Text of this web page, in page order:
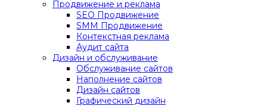
Продвижение и реклама
SEO Продвижение
SMM Продвижение
Контекстная реклама
Аудит сайта
Дизайн и обслуживание
Обслуживание сайтов
Наполнение сайтов
Дизайн сайтов
Графический дизайн